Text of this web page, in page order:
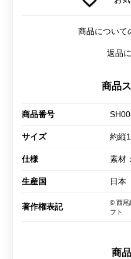
商品について
返品
商品
商品番号
サイズ 約縦
仕様 素材
生産国 日本
著作権表記
© 西尾
フト
商